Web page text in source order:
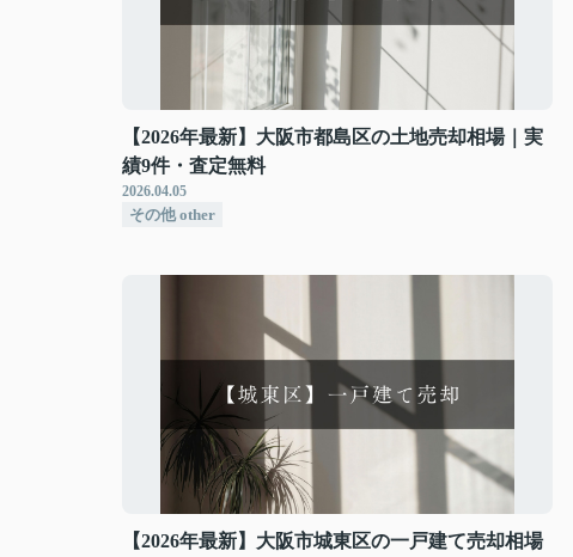
【2026年最新】大阪市都島区の土地売却相場｜実
績9件・査定無料
2026.04.05
その他 other
【2026年最新】大阪市城東区の一戸建て売却相場